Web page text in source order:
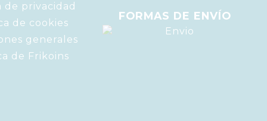
de privacidad
de cookies
generales
de Frikoins
FORMAS DE ENVÍO